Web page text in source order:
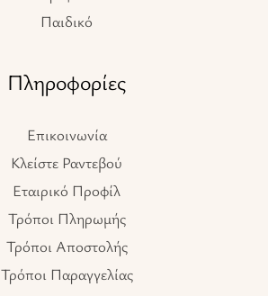
Παιδικό
Πληροφορίες
Επικοινωνία
Κλείστε Ραντεβού
Εταιρικό Προφίλ
Τρόποι Πληρωμής
Τρόποι Αποστολής
Τρόποι Παραγγελίας